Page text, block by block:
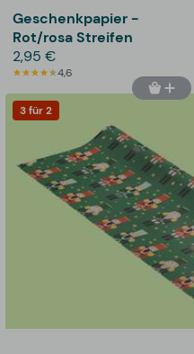
Geschenkpapier -
Rot/rosa Streifen
2,95 €
4,6
3 für 2